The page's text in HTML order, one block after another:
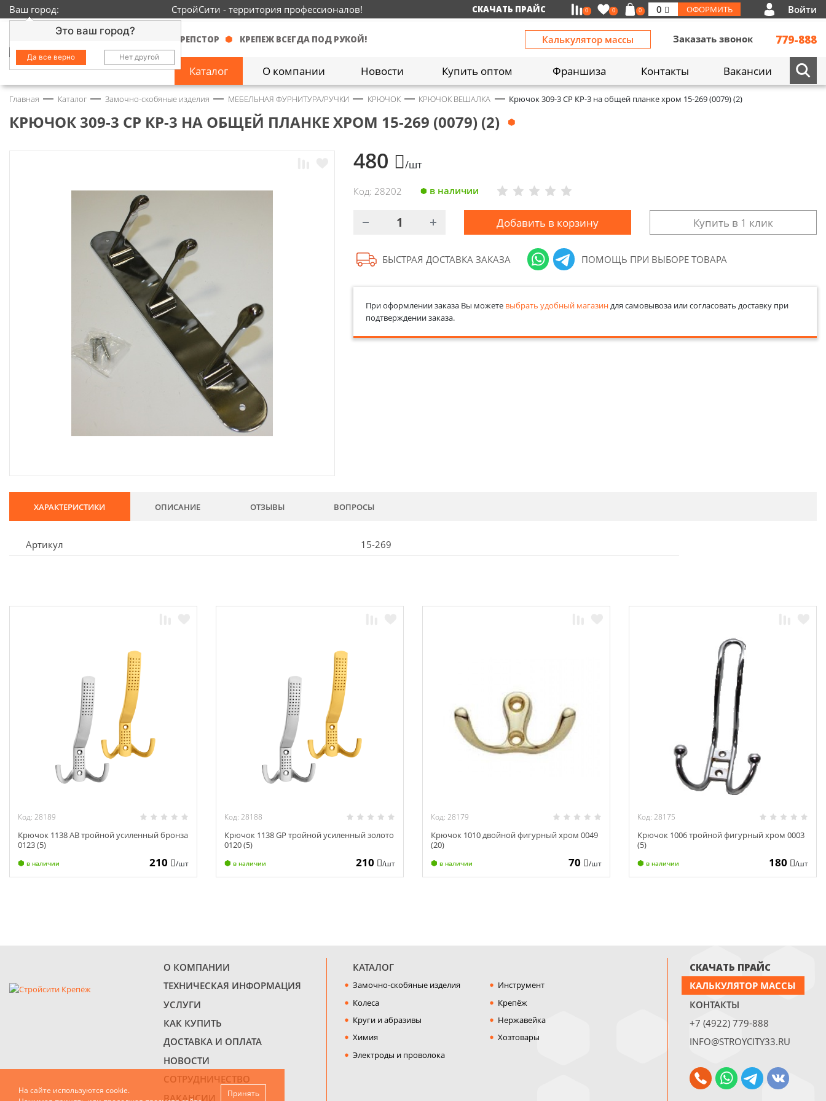
Ваш город:
Это ваш город?
Да все верно Нет другой
СтройСити - территория профессионалов! СКАЧАТЬ ПРАЙС 0 0 0 0 ОФОРМИТЬ Войти
КРЕПСТОР КРЕПЕЖ ВСЕГДА ПОД РУКОЙ! Калькулятор массы Заказать звонок 779-888
Каталог О компании Новости Купить оптом Франшиза Контакты Вакансии
Замочно-скобяные
изделия
1429
152
Нержавейка 434
Электроды и проволока
Хиты продаж
Главная Каталог Замочно-скобяные изделия МЕБЕЛЬНАЯ ФУРНИТУРА/РУЧКИ КРЮЧОК КРЮЧОК ВЕШАЛКА Крючок 309-3 СР КР-3 на общей планке хром 15-269 (0079) (2)
КРЮЧОК 309-3 СР КР-3 НА ОБЩЕЙ ПЛАНКЕ ХРОМ 15-269 (0079) (2)
480 /шт
Код: 28202 в наличии
Добавить в корзину Купить в 1 клик
БЫСТРАЯ ДОСТАВКА ЗАКАЗА ПОМОЩЬ ПРИ ВЫБОРЕ ТОВАРА
При оформлении заказа Вы можете выбрать удобный магазиндля самовывоза или согласовать доставку при
подтверждении заказа.
ХАРАКТЕРИСТИКИ ОПИСАНИЕ ОТЗЫВЫ ВОПРОСЫ
Артикул 15-269
Код: 28189
Крючок 1138 АВ тройной усиленный бронза
0123 (5)
в наличии 210 /шт
Код: 28188
Крючок 1138 GP тройной усиленный золото
0120 (5)
в наличии 210 /шт
Код: 28179
Крючок 1010 двойной фигурный хром 0049
(20)
в наличии 70 /шт
Код: 28175
Крючок 1006 тройной фигурный хром 0003
(5)
в наличии 180 /шт
О КОМПАНИИ
ТЕХНИЧЕСКАЯ ИНФОРМАЦИЯ
УСЛУГИ
КАК КУПИТЬ
ДОСТАВКА И ОПЛАТА
НОВОСТИ
СОТРУДНИЧЕСТВО
ВАКАНСИИ
КАТАЛОГ
Замочно-скобяные изделия
Инструмент
Колеса
Крепёж
Круги и абразивы
Нержавейка
Химия
Хозтовары
Электроды и проволока
СКАЧАТЬ ПРАЙС
КАЛЬКУЛЯТОР МАССЫ
КОНТАКТЫ
+7 (4922) 779-888
INFO@STROYCITY33.RU
На сайте используются cookie.
Принять